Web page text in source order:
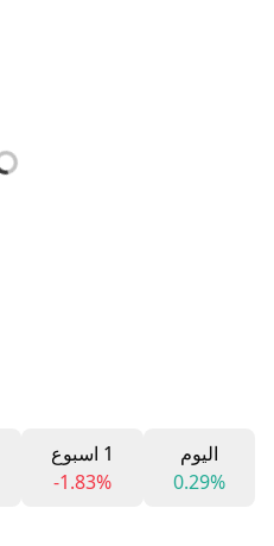
اليوم
0.29%
1 اسبوع
-1.83%